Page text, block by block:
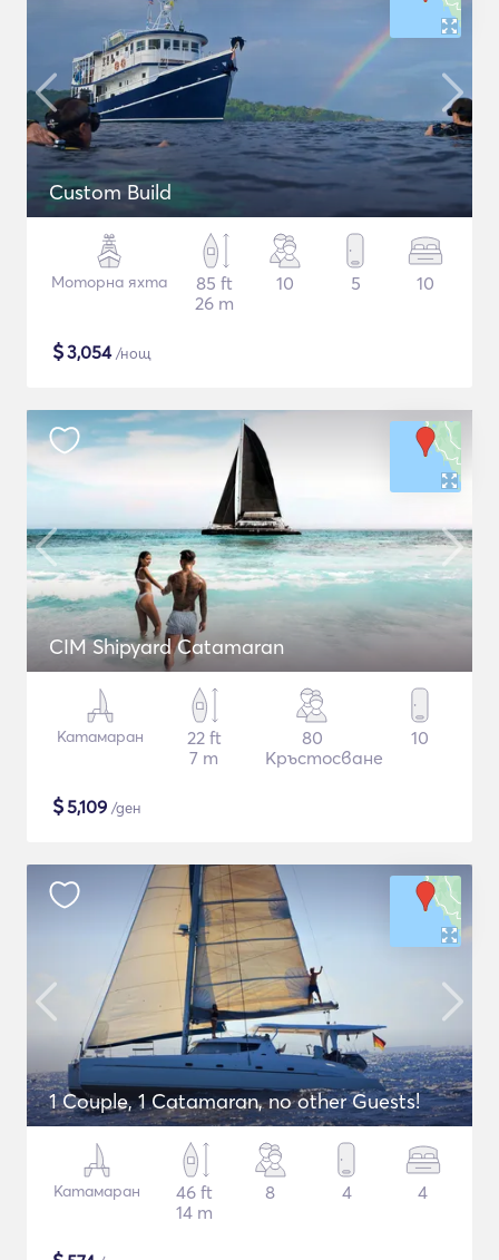
Custom Build
Моторна яхта
85 ft
26 m
10 5 10
$3,054/нощ
CIM Shipyard Catamaran
Катамаран
22 ft
7 m
80
Кръстосване
10
$5,109 /ден
1 Couple, 1 Catamaran, no other Guests!
Катамаран
46 ft
14 m
8 4 4